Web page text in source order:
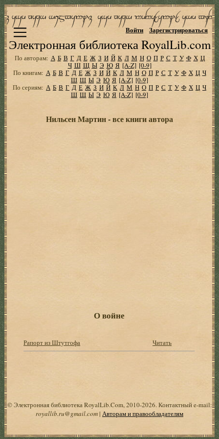
Электронная библиотека RoyalLib.com
Войти Зарегистрироваться
По авторам: А Б В Г Д Е Ж З И Й К Л М Н О П Р С Т У Ф Х Ц
Ч Ш Щ Ы Э Ю Я [A-Z] [0-9]
По книгам: А Б В Г Д Е Ж З И Й К Л М Н О П Р С Т У Ф Х Ц Ч
Ш Щ Ы Э Ю Я [A-Z] [0-9]
По сериям: А Б В Г Д Е Ж З И Й К Л М Н О П Р С Т У Ф Х Ц Ч
Ш Щ Ы Э Ю Я [A-Z] [0-9]
Нильсен Мартин - все книги автора
О войне
Рапорт из Штутгофа Читать
© Электронная библиотека RoyalLib.Com, 2010-2026. Контактный e-mail:
royallib.ru@gmail.com| Авторам и правообладателям